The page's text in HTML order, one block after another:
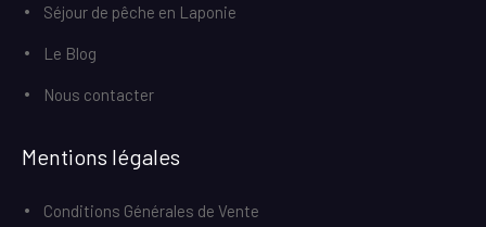
Séjour de pêche en Laponie
Le Blog
Nous contacter
Mentions légales
Conditions Générales de Vente